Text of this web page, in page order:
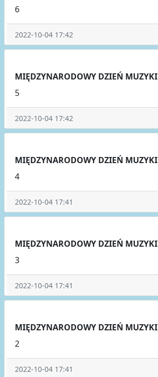
6
2022-10-04 17:42
MIĘDZYNARODOWY DZIEŃ MUZYKI
5
2022-10-04 17:42
MIĘDZYNARODOWY DZIEŃ MUZYKI
4
2022-10-04 17:41
MIĘDZYNARODOWY DZIEŃ MUZYKI
3
2022-10-04 17:41
MIĘDZYNARODOWY DZIEŃ MUZYKI
2
2022-10-04 17:41